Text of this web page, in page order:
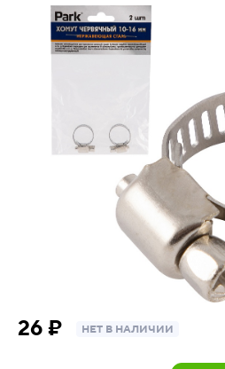
26 ₽ НЕТ В НАЛИЧИИ